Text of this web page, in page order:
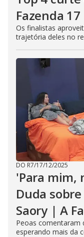
Fazenda 17
Os finalistas
trajetória deles no
DO R7/17/12/2025
'Para mim,
Duda
Saory | A
Peoas comentaram
esperando mais da